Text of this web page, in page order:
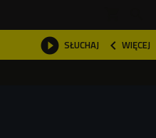
 SŁUCHAJ  WIĘCEJ
